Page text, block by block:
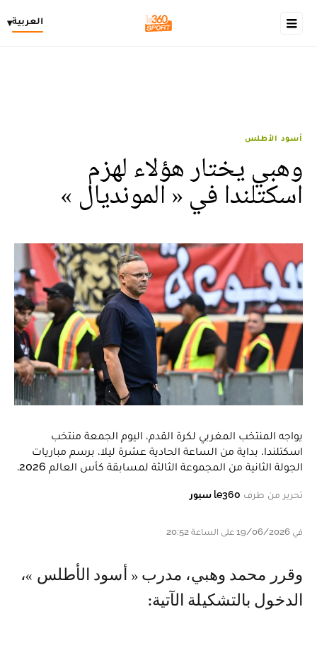
العربية▾
أسود الأطلس
وهبي يختار هؤلاء لهزم
اسكتلندا في « المونديال »
يواجه المنتخب المغربي لكرة القدم، اليوم الجمعة منتخب
اسكتلندا، بداية من الساعة الحادية عشرة ليلا، برسم مباريات
الجولة الثانية من المجموعة الثالثة لمسابقة كأس العالم 2026.
تحرير من طرف le360 سبور
في 19/06/2026 على الساعة 20:52
وقرر محمد وهبي، مدرب « أسود الأطلس »،
الدخول بالتشكيلة الآتية: